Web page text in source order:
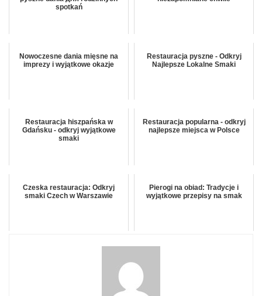
spotkań
Nowoczesne dania mięsne na
imprezy i wyjątkowe okazje
Restauracja pyszne - Odkryj
Najlepsze Lokalne Smaki
Restauracja hiszpańska w
Gdańsku - odkryj wyjątkowe
smaki
Restauracja popularna - odkryj
najlepsze miejsca w Polsce
Czeska restauracja: Odkryj
smaki Czech w Warszawie
Pierogi na obiad: Tradycje i
wyjątkowe przepisy na smak